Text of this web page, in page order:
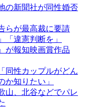
の新聞社が同性婚否
らが最高裁に要請
「違憲判断を」
が報知映画賞作品
同性カップルがどん
か知りたい」
山、北谷などでパレ